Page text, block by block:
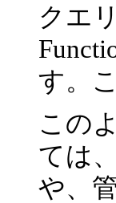
クエ
す。
この
ては
や、